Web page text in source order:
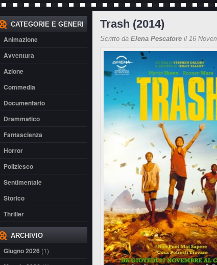
THRILLER
CATEGORIE E GENERI
Animazione
Avventura
Azione
Commedia
Documentario
Drammatico
Fantascienza
Horror
Poliziesco
Sentimentale
Storico
Thriller
ARCHIVIO
Giugno 2026 (1)
Trash (2014)
Scritto da Elena Pescatore il 16